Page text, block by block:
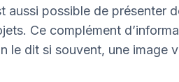
aussi possible de présenter
Ce complément
le dit si souvent, une image